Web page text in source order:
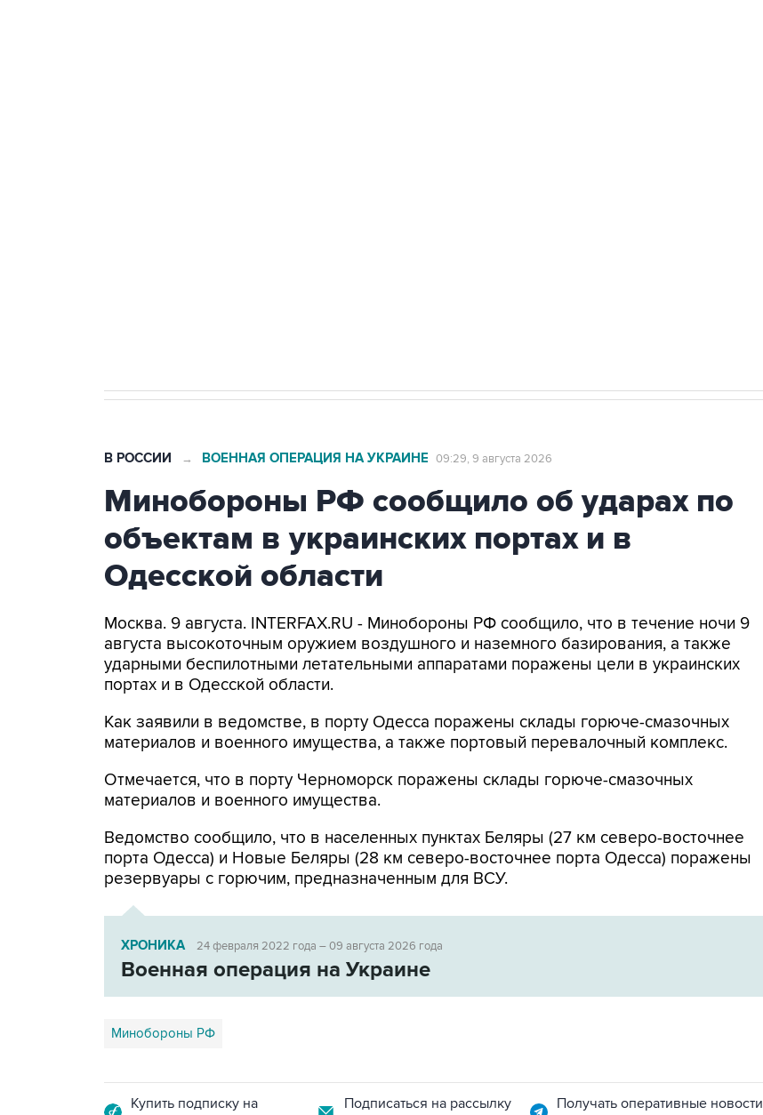
В РОССИИ → ВОЕННАЯ ОПЕРАЦИЯ НА УКРАИНЕ 09:29, 9 августа 2026
Минобороны РФ сообщило об ударах по
объектам в украинских портах и в
Одесской области
Москва. 9 августа. INTERFAX.RU - Минобороны РФ сообщило, что в течение ночи 9
августа высокоточным оружием воздушного и наземного базирования, а также
ударными беспилотными летательными аппаратами поражены цели в украинских
портах и в Одесской области.
Как заявили в ведомстве, в порту Одесса поражены склады горюче-смазочных
материалов и военного имущества, а также портовый перевалочный комплекс.
Отмечается, что в порту Черноморск поражены склады горюче-смазочных
материалов и военного имущества.
Ведомство сообщило, что в населенных пунктах Беляры (27 км северо-восточнее
порта Одесса) и Новые Беляры (28 км северо-восточнее порта Одесса) поражены
резервуары с горючим, предназначенным для ВСУ.
ХРОНИКА 24 февраля 2022 года – 09 августа 2026 года
Военная операция на Украине
Минобороны РФ
Купить подписку на
Подписаться на рассылку
Получать оперативные новости